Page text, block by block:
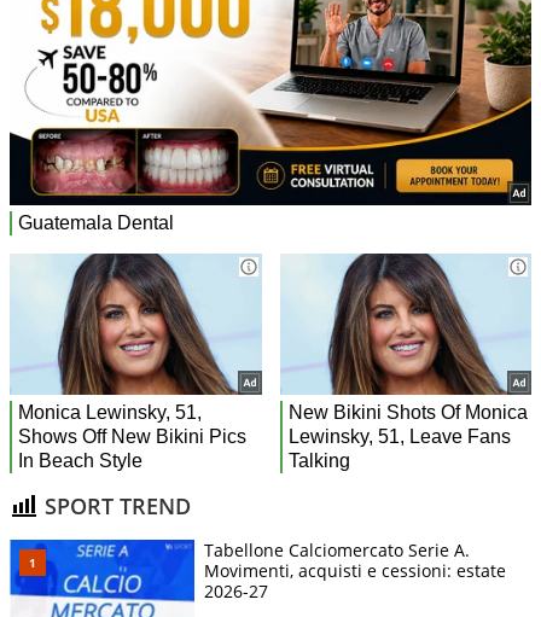
SPORT TREND
Tabellone Calciomercato Serie A.
Movimenti, acquisti e cessioni: estate
2026-27